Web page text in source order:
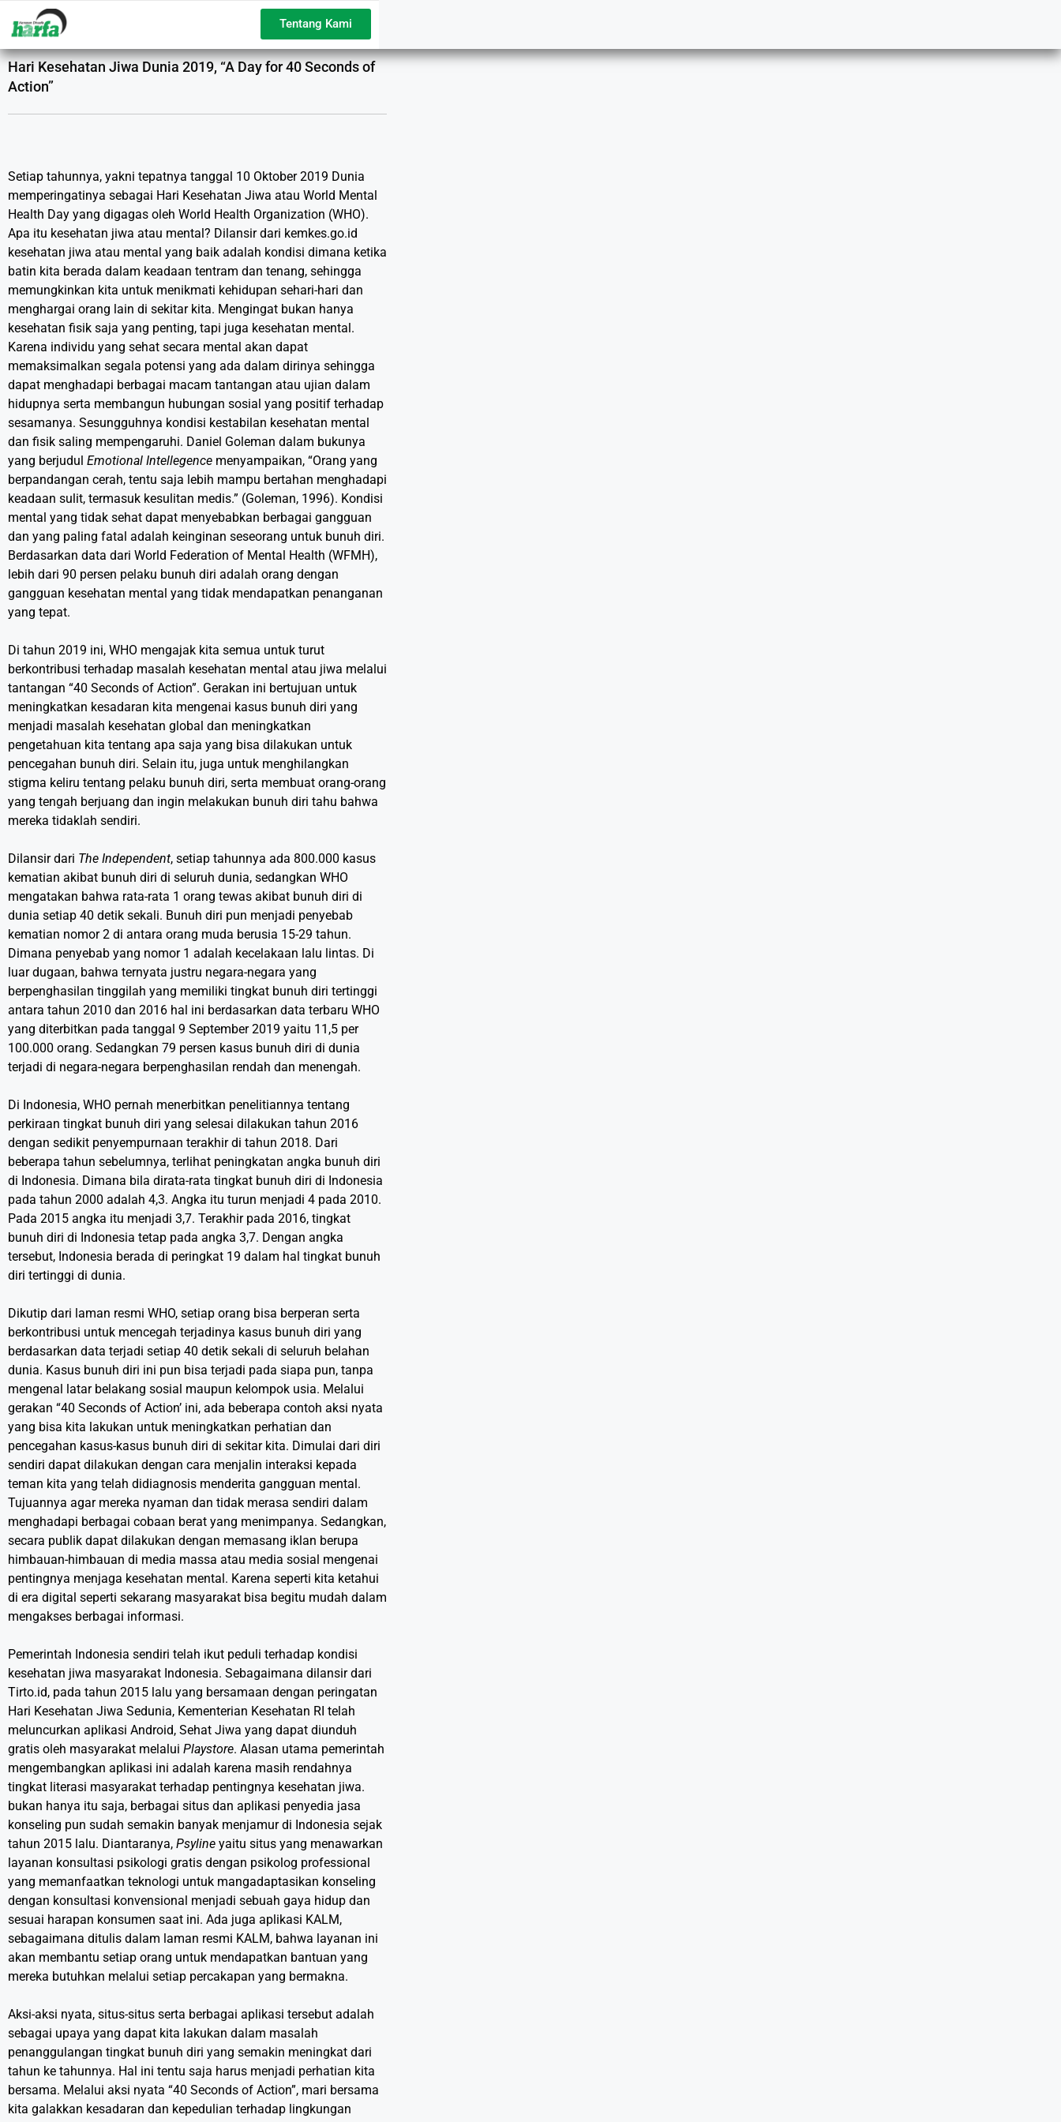
Tentang Kami
Hari Kesehatan Jiwa Dunia 2019, “A Day for 40 Seconds of
Action”
Setiap tahunnya, yakni tepatnya tanggal 10 Oktober 2019 Dunia
memperingatinya sebagai Hari Kesehatan Jiwa atau World Mental
Health Day yang digagas oleh World Health Organization (WHO).
Apa itu kesehatan jiwa atau mental? Dilansir dari kemkes.go.id
kesehatan jiwa atau mental yang baik adalah kondisi dimana ketika
batin kita berada dalam keadaan tentram dan tenang, sehingga
memungkinkan kita untuk menikmati kehidupan sehari-hari dan
menghargai orang lain di sekitar kita. Mengingat bukan hanya
kesehatan fisik saja yang penting, tapi juga kesehatan mental.
Karena individu yang sehat secara mental akan dapat
memaksimalkan segala potensi yang ada dalam dirinya sehingga
dapat menghadapi berbagai macam tantangan atau ujian dalam
hidupnya serta membangun hubungan sosial yang positif terhadap
sesamanya. Sesungguhnya kondisi kestabilan kesehatan mental
dan fisik saling mempengaruhi. Daniel Goleman dalam bukunya
yang berjudul Emotional Intellegence menyampaikan, “Orang yang
berpandangan cerah, tentu saja lebih mampu bertahan menghadapi
keadaan sulit, termasuk kesulitan medis.” (Goleman, 1996). Kondisi
mental yang tidak sehat dapat menyebabkan berbagai gangguan
dan yang paling fatal adalah keinginan seseorang untuk bunuh diri.
Berdasarkan data dari World Federation of Mental Health (WFMH),
lebih dari 90 persen pelaku bunuh diri adalah orang dengan
gangguan kesehatan mental yang tidak mendapatkan penanganan
yang tepat.
Di tahun 2019 ini, WHO mengajak kita semua untuk turut
berkontribusi terhadap masalah kesehatan mental atau jiwa melalui
tantangan “40 Seconds of Action”. Gerakan ini bertujuan untuk
meningkatkan kesadaran kita mengenai kasus bunuh diri yang
menjadi masalah kesehatan global dan meningkatkan
pengetahuan kita tentang apa saja yang bisa dilakukan untuk
pencegahan bunuh diri. Selain itu, juga untuk menghilangkan
stigma keliru tentang pelaku bunuh diri, serta membuat orang-orang
yang tengah berjuang dan ingin melakukan bunuh diri tahu bahwa
mereka tidaklah sendiri.
Dilansir dari The Independent, setiap tahunnya ada 800.000 kasus
kematian akibat bunuh diri di seluruh dunia, sedangkan WHO
mengatakan bahwa rata-rata 1 orang tewas akibat bunuh diri di
dunia setiap 40 detik sekali. Bunuh diri pun menjadi penyebab
kematian nomor 2 di antara orang muda berusia 15-29 tahun.
Dimana penyebab yang nomor 1 adalah kecelakaan lalu lintas. Di
luar dugaan, bahwa ternyata justru negara-negara yang
berpenghasilan tinggilah yang memiliki tingkat bunuh diri tertinggi
antara tahun 2010 dan 2016 hal ini berdasarkan data terbaru WHO
yang diterbitkan pada tanggal 9 September 2019 yaitu 11,5 per
100.000 orang. Sedangkan 79 persen kasus bunuh diri di dunia
terjadi di negara-negara berpenghasilan rendah dan menengah.
Di Indonesia, WHO pernah menerbitkan penelitiannya tentang
perkiraan tingkat bunuh diri yang selesai dilakukan tahun 2016
dengan sedikit penyempurnaan terakhir di tahun 2018. Dari
beberapa tahun sebelumnya, terlihat peningkatan angka bunuh diri
di Indonesia. Dimana bila dirata-rata tingkat bunuh diri di Indonesia
pada tahun 2000 adalah 4,3. Angka itu turun menjadi 4 pada 2010.
Pada 2015 angka itu menjadi 3,7. Terakhir pada 2016, tingkat
bunuh diri di Indonesia tetap pada angka 3,7. Dengan angka
tersebut, Indonesia berada di peringkat 19 dalam hal tingkat bunuh
diri tertinggi di dunia.
Dikutip dari laman resmi WHO, setiap orang bisa berperan serta
berkontribusi untuk mencegah terjadinya kasus bunuh diri yang
berdasarkan data terjadi setiap 40 detik sekali di seluruh belahan
dunia. Kasus bunuh diri ini pun bisa terjadi pada siapa pun, tanpa
mengenal latar belakang sosial maupun kelompok usia. Melalui
gerakan “40 Seconds of Action’ ini, ada beberapa contoh aksi nyata
yang bisa kita lakukan untuk meningkatkan perhatian dan
pencegahan kasus-kasus bunuh diri di sekitar kita. Dimulai dari diri
sendiri dapat dilakukan dengan cara menjalin interaksi kepada
teman kita yang telah didiagnosis menderita gangguan mental.
Tujuannya agar mereka nyaman dan tidak merasa sendiri dalam
menghadapi berbagai cobaan berat yang menimpanya. Sedangkan,
secara publik dapat dilakukan dengan memasang iklan berupa
himbauan-himbauan di media massa atau media sosial mengenai
pentingnya menjaga kesehatan mental. Karena seperti kita ketahui
di era digital seperti sekarang masyarakat bisa begitu mudah dalam
mengakses berbagai informasi.
Pemerintah Indonesia sendiri telah ikut peduli terhadap kondisi
kesehatan jiwa masyarakat Indonesia. Sebagaimana dilansir dari
Tirto.id, pada tahun 2015 lalu yang bersamaan dengan peringatan
Hari Kesehatan Jiwa Sedunia, Kementerian Kesehatan RI telah
meluncurkan aplikasi Android, Sehat Jiwa yang dapat diunduh
gratis oleh masyarakat melalui Playstore. Alasan utama pemerintah
mengembangkan aplikasi ini adalah karena masih rendahnya
tingkat literasi masyarakat terhadap pentingnya kesehatan jiwa.
bukan hanya itu saja, berbagai situs dan aplikasi penyedia jasa
konseling pun sudah semakin banyak menjamur di Indonesia sejak
tahun 2015 lalu. Diantaranya, Psyline yaitu situs yang menawarkan
layanan konsultasi psikologi gratis dengan psikolog professional
yang memanfaatkan teknologi untuk mangadaptasikan konseling
dengan konsultasi konvensional menjadi sebuah gaya hidup dan
sesuai harapan konsumen saat ini. Ada juga aplikasi KALM,
sebagaimana ditulis dalam laman resmi KALM, bahwa layanan ini
akan membantu setiap orang untuk mendapatkan bantuan yang
mereka butuhkan melalui setiap percakapan yang bermakna.
Aksi-aksi nyata, situs-situs serta berbagai aplikasi tersebut adalah
sebagai upaya yang dapat kita lakukan dalam masalah
penanggulangan tingkat bunuh diri yang semakin meningkat dari
tahun ke tahunnya. Hal ini tentu saja harus menjadi perhatian kita
bersama. Melalui aksi nyata “40 Seconds of Action”, mari bersama
kita galakkan kesadaran dan kepedulian terhadap lingkungan